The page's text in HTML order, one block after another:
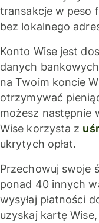
transakcje w peso
bez lokalnego
Konto Wise jest
danych
na Twoim koncie
otrzymywać
możesz następnie
Wise korzysta z
ukrytych opłat.
Przechowuj swoje
ponad 40 innych
wysyłaj płatności
uzyskaj kartę